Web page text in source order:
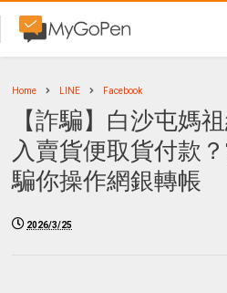
Home LINE Facebook
【詐騙】白沙屯媽
入賣貨便取貨付款
騙你操作網銀轉帳
2026/3/25